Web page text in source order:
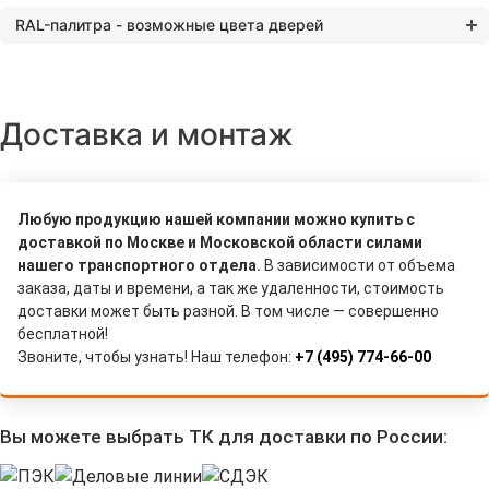
RAL-палитра - возможные цвета дверей
Доставка и монтаж
Любую продукцию нашей компании можно купить с
доставкой по Москве и Московской области силами
нашего транспортного отдела. В зависимости от объема
заказа, даты и времени, а так же удаленности, стоимость
доставки может быть разной. В том числе — совершенно
бесплатной!
Звоните, чтобы узнать! Наш телефон: +7 (495) 774-66-00
Вы можете выбрать ТК для доставки по России: